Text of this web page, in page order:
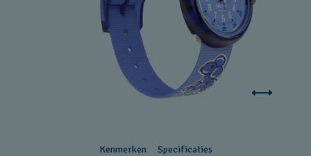
Kenmerken Specificaties